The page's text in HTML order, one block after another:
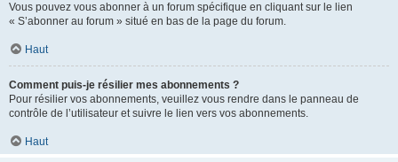
Vous pouvez vous abonner à un forum spécifique en cliquant sur le lien
« S’abonner au forum » situé en bas de la page du forum.
Haut
Comment puis-je résilier mes abonnements ?
Pour résilier vos abonnements, veuillez vous rendre dans le panneau de
contrôle de l’utilisateur et suivre le lien vers vos abonnements.
Haut